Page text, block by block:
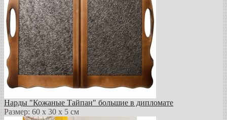
Нарды "Кожаные Тайпан" большие в дипломате
Размер: 60 х 30 х 5 см